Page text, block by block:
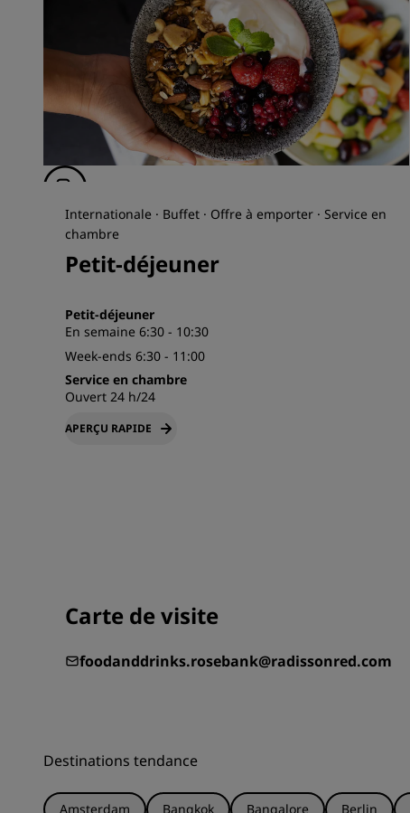
Internationale · Buffet · Offre à emporter · Service en
chambre
Petit-déjeuner
Petit-déjeuner
En semaine 6:30 - 10:30
Week-ends 6:30 - 11:00
Service en chambre
Ouvert 24 h/24
APERÇU RAPIDE
Carte de visite
foodanddrinks.rosebank@radissonred.com
Destinations tendance
Amsterdam Bangkok Bangalore Berlin